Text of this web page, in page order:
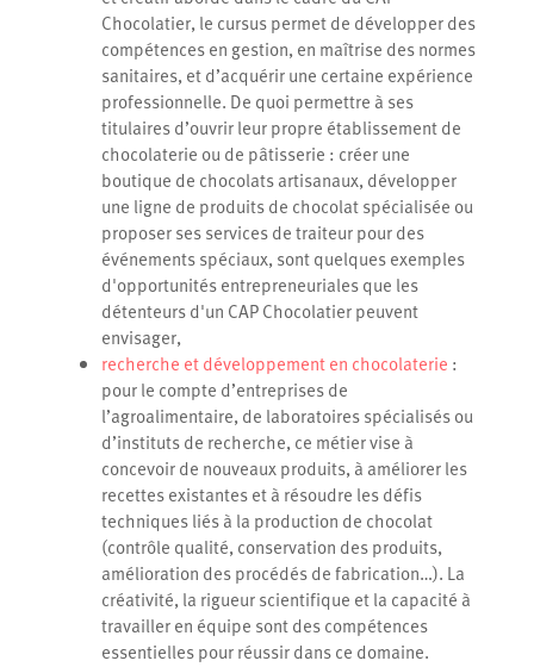
Chocolatier, le cursus permet de développer des
compétences en gestion, en maîtrise des normes
sanitaires, et d’acquérir une certaine expérience
professionnelle. De quoi permettre à ses
titulaires d’ouvrir leur propre établissement de
chocolaterie ou de pâtisserie : créer une
boutique de chocolats artisanaux, développer
une ligne de produits de chocolat spécialisée ou
proposer ses services de traiteur pour des
événements spéciaux, sont quelques exemples
d'opportunités entrepreneuriales que les
détenteurs d'un CAP Chocolatier peuvent
envisager,
recherche et développement en chocolaterie :
pour le compte d’entreprises de
l’agroalimentaire, de laboratoires spécialisés ou
d’instituts de recherche, ce métier vise à
concevoir de nouveaux produits, à améliorer les
recettes existantes et à résoudre les défis
techniques liés à la production de chocolat
(contrôle qualité, conservation des produits,
amélioration des procédés de fabrication…). La
créativité, la rigueur scientifique et la capacité à
travailler en équipe sont des compétences
essentielles pour réussir dans ce domaine.